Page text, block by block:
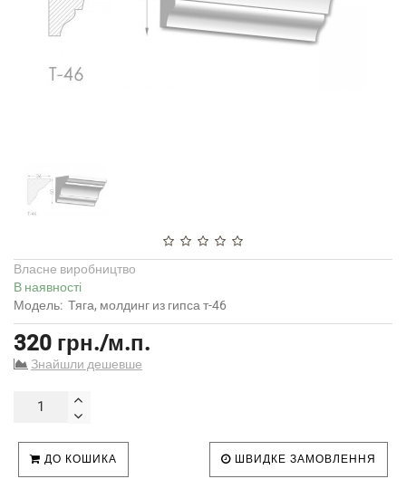
Власне виробництво
В наявності
Модель: Тяга, молдинг из гипса т-46
320 грн./м.п.
Знайшли дешевше
ДО КОШИКА ШВИДКЕ ЗАМОВЛЕННЯ